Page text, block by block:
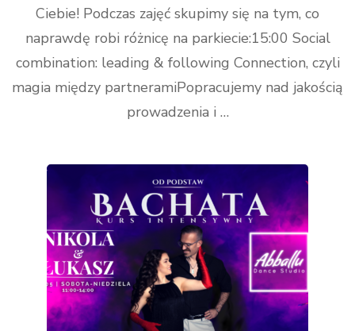
Ciebie! Podczas zajęć skupimy się na tym, co
naprawdę robi różnicę na parkiecie:15:00 Social
combination: leading & following Connection, czyli
magia między partneramiPopracujemy nad jakością
prowadzenia i …